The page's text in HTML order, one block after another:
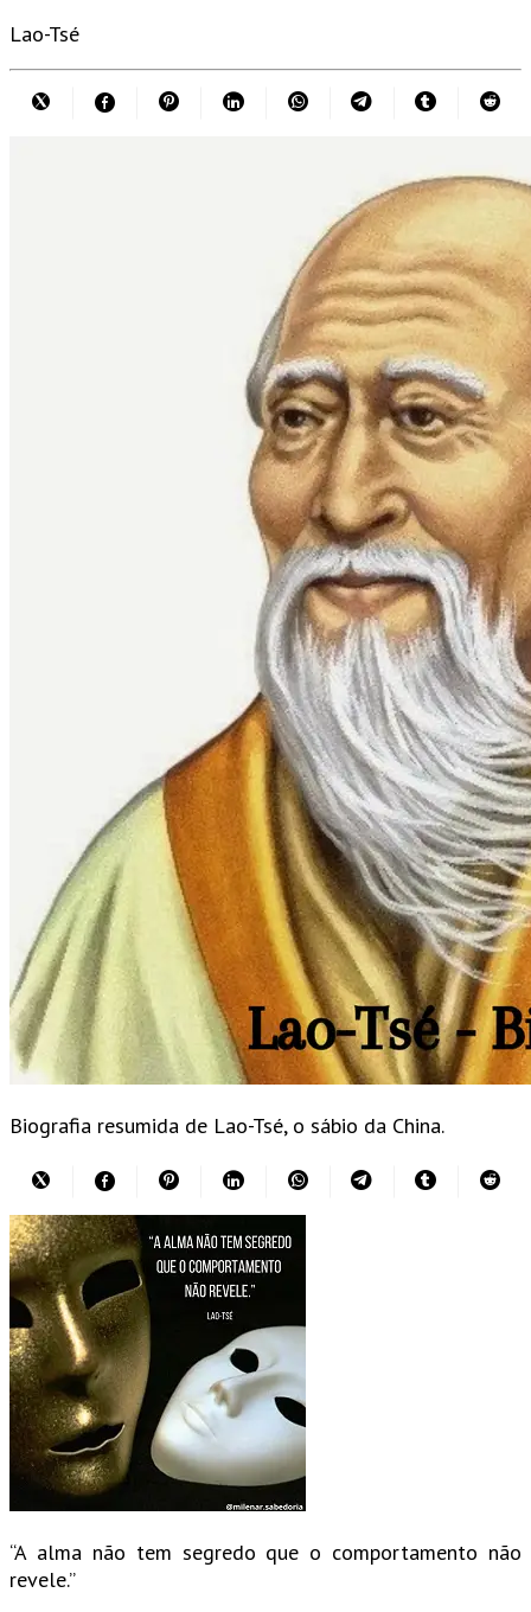
Lao-Tsé
Biografia resumida de Lao-Tsé, o sábio da China.
“A alma não tem segredo que o comportamento não
revele.”